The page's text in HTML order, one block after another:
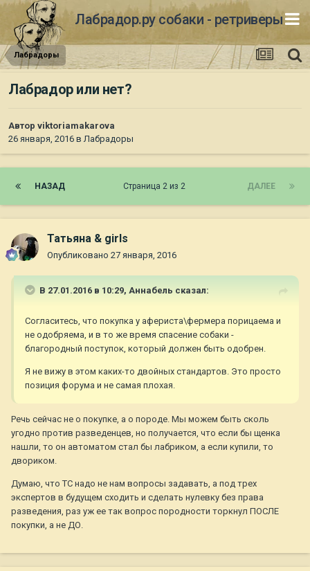
Лабрадор.ру собаки - ретриверы
Лабрадоры
Лабрадор или нет?
Автор viktoriamakarova
26 января, 2016 вЛабрадоры
НАЗАД ДАЛЕЕ
Страница 2 из 2
Татьяна & girls
Опубликовано 27 января, 2016
В 27.01.2016 в 10:29, Aннaбель сказал:
Согласитесь, что покупка у афериста\фермера порицаема и
не одобряема, и в то же время спасение собаки -
благородный поступок, который должен быть одобрен.
Я не вижу в этом каких-то двойных стандартов. Это просто
позиция форума и не самая плохая.
Речь сейчас не о покупке, а о породе. Мы можем быть сколь
угодно против разведенцев, но получается, что если бы щенка
нашли, то он автоматом стал бы лабриком, а если купили, то
двориком.
Думаю, что ТС надо не нам вопросы задавать, а под трех
экспертов в будущем сходить и сделать нулевку без права
разведения, раз уж ее так вопрос породности торкнул ПОСЛЕ
покупки, а не ДО.